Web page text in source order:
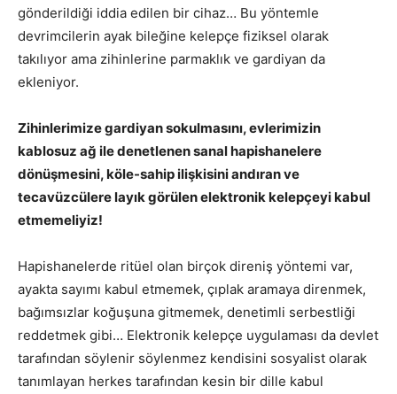
gönderildiği iddia edilen bir cihaz… Bu yöntemle
devrimcilerin ayak bileğine kelepçe fiziksel olarak
takılıyor ama zihinlerine parmaklık ve gardiyan da
ekleniyor.
Zihinlerimize gardiyan sokulmasını, evlerimizin
kablosuz ağ ile denetlenen sanal hapishanelere
dönüşmesini, köle-sahip ilişkisini andıran ve
tecavüzcülere layık görülen elektronik kelepçeyi kabul
etmemeliyiz!
Hapishanelerde ritüel olan birçok direniş yöntemi var,
ayakta sayımı kabul etmemek, çıplak aramaya direnmek,
bağımsızlar koğuşuna gitmemek, denetimli serbestliği
reddetmek gibi… Elektronik kelepçe uygulaması da devlet
tarafından söylenir söylenmez kendisini sosyalist olarak
tanımlayan herkes tarafından kesin bir dille kabul